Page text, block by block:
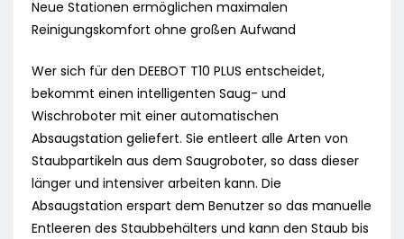
Neue Stationen ermöglichen maximalen
Reinigungskomfort ohne großen Aufwand
Wer sich für den DEEBOT T10 PLUS entscheidet,
bekommt einen intelligenten Saug- und
Wischroboter mit einer automatischen
Absaugstation geliefert. Sie entleert alle Arten von
Staubpartikeln aus dem Saugroboter, so dass dieser
länger und intensiver arbeiten kann. Die
Absaugstation erspart dem Benutzer so das manuelle
Entleeren des Staubbehälters und kann den Staub bis